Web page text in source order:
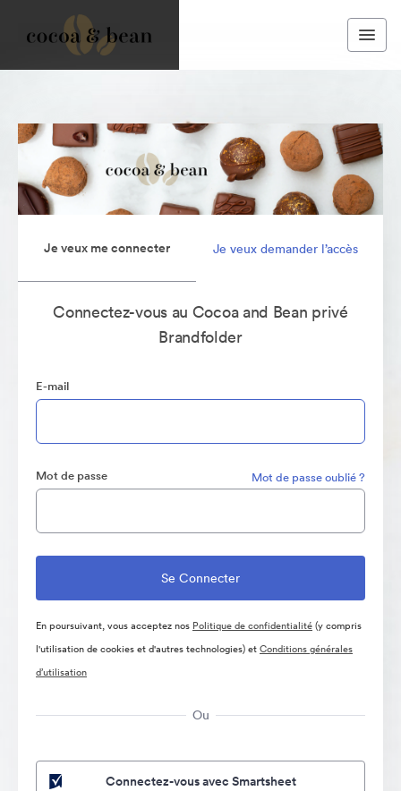
Je veux me connecter Je veux demander l’accès
Connectez-vous au Cocoa and Bean privé
Brandfolder
E-mail
Mot de passe Mot de passe oublié ?
En poursuivant, vous acceptez nos Politique de confidentialité(y compris
l'utilisation de cookies et d'autres technologies) etConditions générales
d’utilisation
Ou
Connectez-vous avec Smartsheet